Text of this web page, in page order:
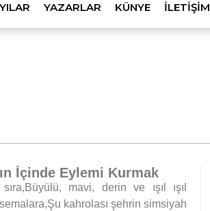
YAZARLAR KÜNYE İLETIŞIM
İçinde Eylemi Kurmak
mavi, derin ve ışıl ışıl
kahrolası şehrin simsiyah